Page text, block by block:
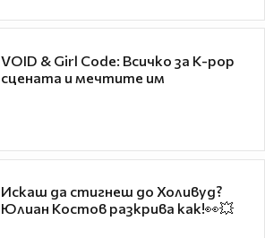
VOID & Girl Code: Всичко за K-pop
сцената и мечтите им
Искаш да стигнеш до Холивуд?
Юлиан Костов разкрива как!👀💥